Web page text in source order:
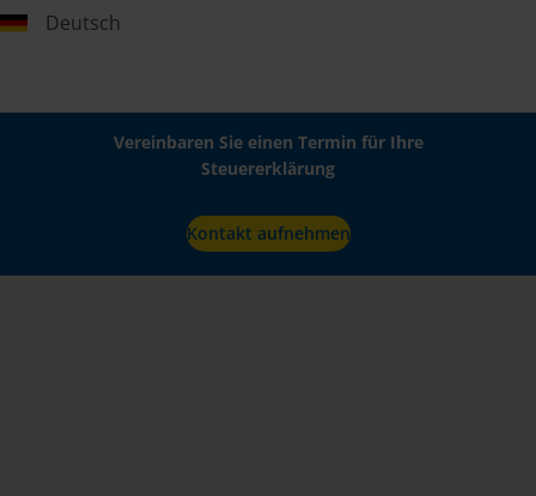
Deutsch
Vereinbaren Sie einen Termin für Ihre
Steuererklärung
Kontakt aufnehmen